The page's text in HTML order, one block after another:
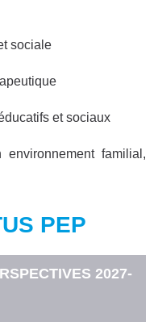
sociale
et sociaux
familial,
PEP
2027-